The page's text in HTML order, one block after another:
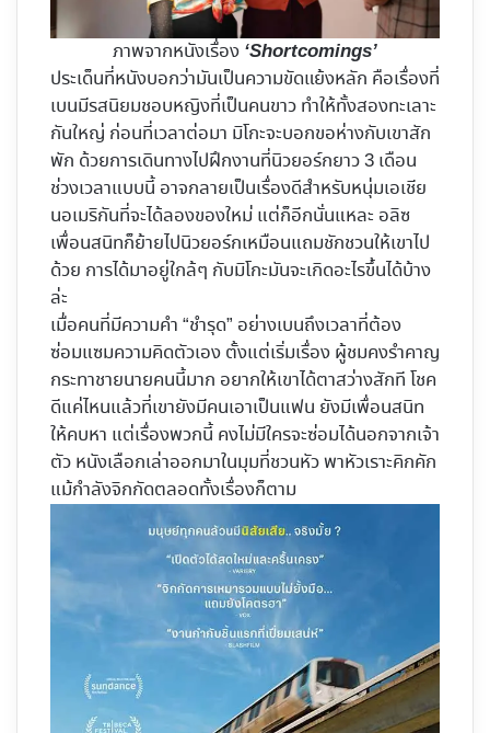
ภาพจากหนังเรื่อง ‘Shortcomings’
ประเด็นที่หนังบอกว่ามันเป็นความขัดแย้งหลัก คือเรื่องที่
เบนมีรสนิยมชอบหญิงที่เป็นคนขาว ทำให้ทั้งสองทะเลาะ
กันใหญ่ ก่อนที่เวลาต่อมา มิโกะจะบอกขอห่างกับเขาสัก
พัก ด้วยการเดินทางไปฝึกงานที่นิวยอร์กยาว 3 เดือน
ช่วงเวลาแบบนี้ อาจกลายเป็นเรื่องดีสำหรับหนุ่มเอเชีย
นอเมริกันที่จะได้ลองของใหม่ แต่ก็อีกนั่นแหละ อลิซ
เพื่อนสนิทก็ย้ายไปนิวยอร์กเหมือนแถมชักชวนให้เขาไป
ด้วย การได้มาอยู่ใกล้ๆ กับมิโกะมันจะเกิดอะไรขึ้นได้บ้าง
ล่ะ
เมื่อคนที่มีความคำ “ชำรุด” อย่างเบนถึงเวลาที่ต้อง
ซ่อมแซมความคิดตัวเอง ตั้งแต่เริ่มเรื่อง ผู้ชมคงรำคาญ
กระทาชายนายคนนี้มาก อยากให้เขาได้ตาสว่างสักที โชค
ดีแค่ไหนแล้วที่เขายังมีคนเอาเป็นแฟน ยังมีเพื่อนสนิท
ให้คบหา แต่เรื่องพวกนี้ คงไม่มีใครจะซ่อมได้นอกจากเจ้า
ตัว หนังเลือกเล่าออกมาในมุมที่ชวนหัว พาหัวเราะคิกคัก
แม้กำลังจิกกัดตลอดทั้งเรื่องก็ตาม